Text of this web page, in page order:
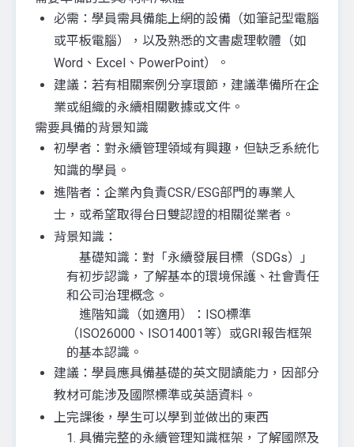
必需：學員需具備能上網的設備（如筆記型電腦
或平板電腦），以及熟悉的文書處理軟體（如
Word、Excel、PowerPoint）。
建議：若有相關案例分享環節，建議準備所在企
業或組織的永續相關數據或文件。
需要具備的背景知識
初學者：對永續管理領域有興趣，但缺乏系統化
知識的學員。
進階者：企業內負責CSR/ESG部門的專業人
士，或希望取得台日雙認證的相關從業者。
背景知識：
基礎知識：對「永續發展目標（SDGs）」
有初步認識，了解基本的環境保護、社會責任
和公司治理概念。
進階知識（如適用）：ISO標準
（ISO26000、ISO14001等）或GRI報告框架
的基本認識。
建議：學員應具備基礎的英文閱讀能力，因部分
教材可能涉及國際標準或英語資料。
上完課後，學生可以學到並做出的東西
1. 具備完整的永續管理知識框架，了解國際及